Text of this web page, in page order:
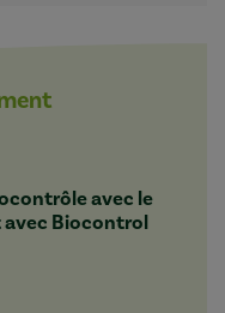
avec le
Biocontrol